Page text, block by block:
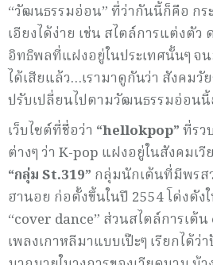
“วัฒนธรรมอ่อน” ที่ว่ากันนี้ก็คือ ก
เอียงได้ง่าย เช่น สไตล์การแต่งตั
อิทธิพลที่แฝงอยู่ในประเทศนั้นๆ จ
ได้เสียแล้ว…เรามาดูกันว่า สังคมวั
ปรับเปลี่ยนไปตามวัฒนธรรมอ่อนนี้
เว็บไซต์ที่ชื่อว่า “hellokpop”ที่รว
ต่างๆ ว่า K-pop แฝงอยู่ในสังคมเวี
“กลุ่ม St.319” กลุ่มนักเต้นที่มีพรส
ฮานอย ก่อตั้งขึ้นในปี 2554 โด่งดัง
“cover dance” ส่วนสไตล์การเต้
เพลงเกาหลีมาแบบเป๊ะๆ เรียกได้